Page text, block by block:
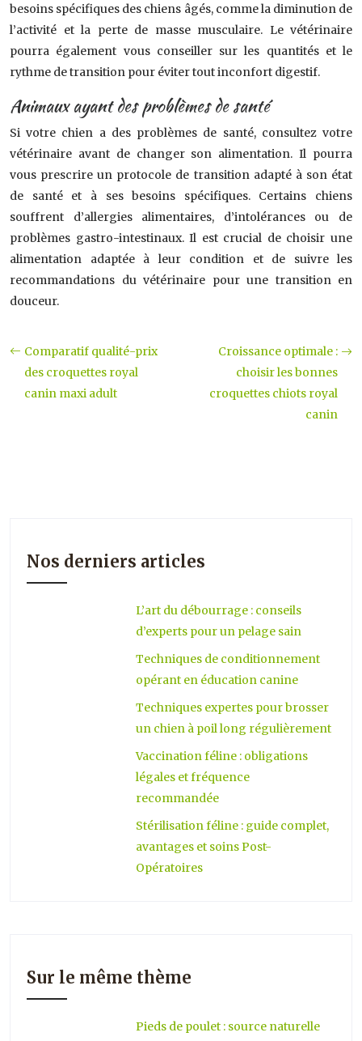
besoins spécifiques des chiens âgés, comme la diminution de
l’activité et la perte de masse musculaire. Le vétérinaire
pourra également vous conseiller sur les quantités et le
rythme de transition pour éviter tout inconfort digestif.
Animaux ayant des problèmes de santé
Si votre chien a des problèmes de santé, consultez votre
vétérinaire avant de changer son alimentation. Il pourra
vous prescrire un protocole de transition adapté à son état
de santé et à ses besoins spécifiques. Certains chiens
souffrent d’allergies alimentaires, d’intolérances ou de
problèmes gastro-intestinaux. Il est crucial de choisir une
alimentation adaptée à leur condition et de suivre les
recommandations du vétérinaire pour une transition en
douceur.
Comparatif qualité-prix
des croquettes royal
canin maxi adult
Croissance optimale :
choisir les bonnes
croquettes chiots royal
canin
Nos derniers articles
L’art du débourrage : conseils
d’experts pour un pelage sain
Techniques de conditionnement
opérant en éducation canine
Techniques expertes pour brosser
un chien à poil long régulièrement
Vaccination féline : obligations
légales et fréquence
recommandée
Stérilisation féline : guide complet,
avantages et soins Post-
Opératoires
Sur le même thème
Pieds de poulet : source naturelle